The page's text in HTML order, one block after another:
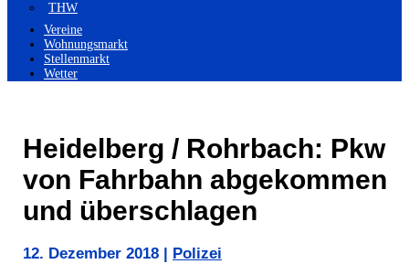
THW
Vereine
Wohnungsmarkt
Stellenmarkt
Wetter
Heidelberg / Rohrbach: Pkw
von Fahrbahn abgekommen
und überschlagen
12. Dezember 2018 Polizei